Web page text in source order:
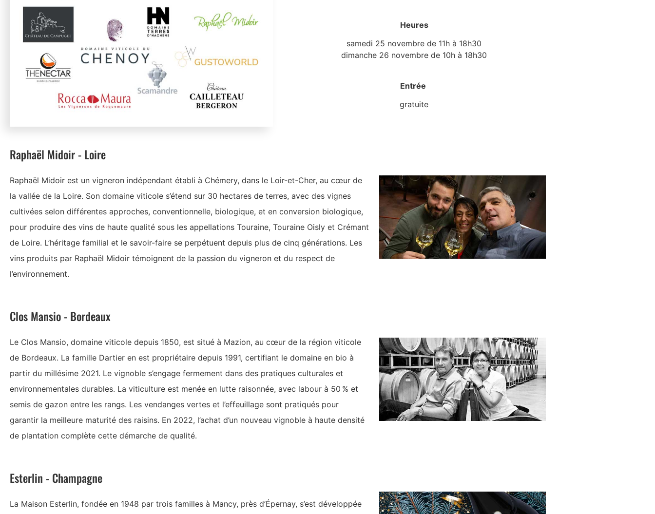
Heures
samedi 25 novembre de 11h à 18h30
dimanche 26 novembre de 10h à 18h30
Entrée
gratuite
Raphaël Midoir - Loire
Raphaël Midoir est un vigneron indépendant établi à Chémery, dans le Loir-et-Cher, au cœur de
la vallée de la Loire. Son domaine viticole s’étend sur 30 hectares de terres, avec des vignes
cultivées selon différentes approches, conventionnelle, biologique, et en conversion biologique,
pour produire des vins de haute qualité sous les appellations Touraine, Touraine Oisly et Crémant
de Loire. L’héritage familial et le savoir-faire se perpétuent depuis plus de cinq générations. Les
vins produits par Raphaël Midoir témoignent de la passion du vigneron et du respect de
l’environnement.
Clos Mansio - Bordeaux
Le Clos Mansio, domaine viticole depuis 1850, est situé à Mazion, au cœur de la région viticole
de Bordeaux. La famille Dartier en est propriétaire depuis 1991, certifiant le domaine en bio à
partir du millésime 2021. Le vignoble s’engage fermement dans des pratiques culturales et
environnementales durables. La viticulture est menée en lutte raisonnée, avec labour à 50 % et
semis de gazon entre les rangs. Les vendanges vertes et l’effeuillage sont pratiqués pour
garantir la meilleure maturité des raisins. En 2022, l’achat d’un nouveau vignoble à haute densité
de plantation complète cette démarche de qualité.
Esterlin - Champagne
La Maison Esterlin, fondée en 1948 par trois familles à Mancy, près d’Épernay, s’est développée